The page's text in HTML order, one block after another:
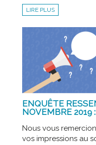
LIRE PLUS
ENQUÊTE
NOVEMBRE 2019
Nous vous
vos impressions au